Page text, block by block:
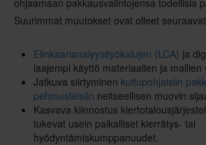
Suurimmat muutokset ovat olleet
Elinkaarianalyysityökalujen (LCA) ja
laajempi käyttö materiaalien ja mallien
Jatkuva siirtyminen kuitupohjaisiin
pehmusteisiin neitseellisen muovin
Kasvava kiinnostus
tukevat usein paikalliset kierrätys- tai
hyödyntämiskumppanuudet.